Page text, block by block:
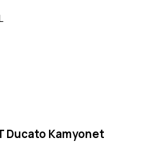
Ducato Kamyonet